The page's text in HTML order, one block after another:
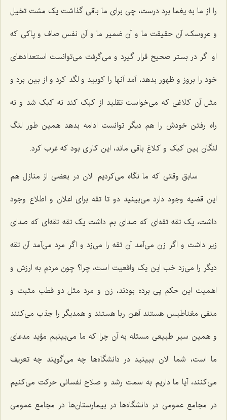
را از ما به یغما برد درست، چی برای ما باقی گذاشت یک مشت تخیل
و عروسک، آن حقیقت ما و آن ضمیر ما و آن نفس صاف و پاکی که
او اگر در بستر صحیح قرار گیرد و می‌گرفت می‌توانست استعدادهای
خود را بروز و ظهور بدهد، آمد آنها را کوبید و لگد کرد و از بین برد و
مثل آن کلاغی که می‌خواست تقلید از کبک کند نه کبک شد و نه
راه رفتن خودش را هم دیگر توانست ادامه بدهد همین طور لنگ
لنگان بین کبک و کلاغ باقی ماند، این کاری بود که غرب کرد.
سابق وقتی که ما نگاه می‌کردیم الان در بعضی از منازل هم
این قضیه وجود دارد می‌بینید دو تا تقه برای اعلان و اطلاع وجود
داشت، یک تقه تقه‌ای که صدای بم داشت یک تقه تقه‌ای که صدای
زیر داشت و اگر زن می‌آمد آن تقه را می‌زد و اگر مرد می‌آمد آن تقه
دیگر را می‌زد خب این یک واقعیت است، چرا؟ چون مردم به ارزش و
اهمیت این حکم پی برده بودند، زن و مرد مثل دو قطب مثبت و
منفی مغناطیس هستند آهن ربا هستند و همدیگر را جذب می‌کنند
و همین سیر طبیعی مسئله به آن چرا که ما می‌بینیم مؤید مدعای
ما است، شما الان ببینید در دانشگاه‌ها چه می‌گویند چه تعریف
می‌کنند، آیا ما داریم به سمت رشد و صلاح نفسانی حرکت می‌کنیم
در مجامع عمومی در دانشگاه‌ها در بیمارستان‌ها در مجامع عمومی